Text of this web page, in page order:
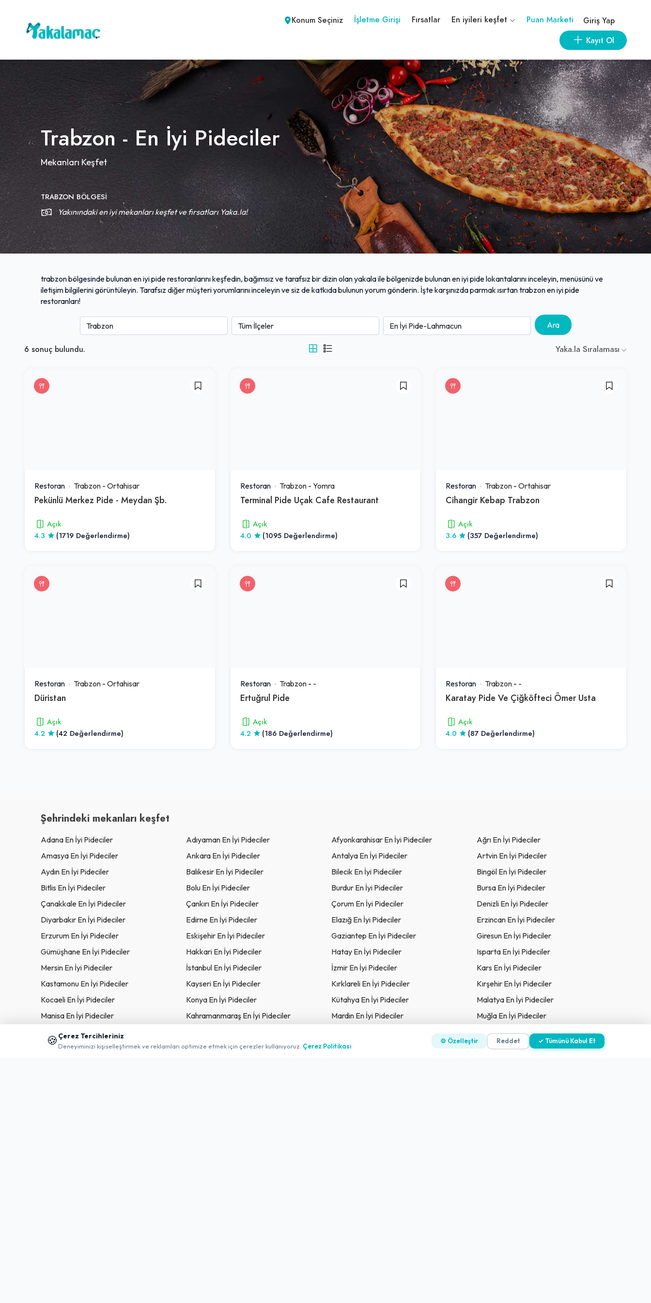
Konum Seçiniz İşletme Girişi Fırsatlar En iyileri keşfet Puan Marketi
Giriş Yap
Kayıt Ol
Trabzon - En İyi Pideciler
Mekanları Keşfet
TRABZON BÖLGESI
Yakınındaki en iyi mekanları keşfet ve fırsatları Yaka.la!
trabzon bölgesinde bulunan en iyi pide restoranlarını keşfedin, bağımsız ve tarafsız bir dizin olan yakala ile bölgenizde bulunan en iyi pide lokantalarını inceleyin, menüsünü ve
iletişim bilgilerini görüntüleyin. Tarafsız diğer müşteri yorumlarını inceleyin ve siz de katkıda bulunun yorum gönderin. İşte karşınızda parmak ısırtan trabzon en iyi pide
restoranları!
Ara
6 sonuç bulundu. Yaka.la Sıralaması
Restoran Trabzon - Ortahisar
Pekünlü Merkez Pide - Meydan Şb.
Açık
4.3
(1719 Değerlendirme)
Restoran Trabzon- Yomra
Terminal Pide Uçak Cafe Restaurant
Açık
4.0
(1095 Değerlendirme)
Restoran Trabzon -Ortahisar
Cihangir Kebap Trabzon
Açık
3.6
(357 Değerlendirme)
Restoran Trabzon - Ortahisar
Düristan
Açık
4.2
(42 Değerlendirme)
Restoran Trabzon- -
Ertuğrul Pide
Açık
4.2
(186 Değerlendirme)
Restoran Trabzon - -
Karatay Pide Ve Çiğköfteci Ömer Usta
Açık
4.0
(87 Değerlendirme)
Şehrindeki mekanları keşfet
Adana En İyi Pideciler Adıyaman En İyi Pideciler Afyonkarahisar En İyi Pideciler
Ağrı En İyi Pideciler
Amasya En İyi Pideciler
Ankara En İyi Pideciler Antalya En İyi Pideciler
Artvin En İyi Pideciler
Aydın En İyi Pideciler
Balıkesir En İyi Pideciler Bilecik En İyi Pideciler
Bingöl En İyi Pideciler
Bitlis En İyi Pideciler
Bolu En İyi Pideciler Burdur En İyi Pideciler
Bursa En İyi Pideciler
Çanakkale En İyi Pideciler
Çankırı En İyi Pideciler Çorum En İyi Pideciler
Denizli En İyi Pideciler
Diyarbakır En İyi Pideciler
Edirne En İyi Pideciler Elazığ En İyi Pideciler
Erzincan En İyi Pideciler
Erzurum En İyi Pideciler
Eskişehir En İyi Pideciler Gaziantep En İyi Pideciler
Giresun En İyi Pideciler
Gümüşhane En İyi Pideciler
Hakkari En İyi Pideciler Hatay En İyi Pideciler
Isparta En İyi Pideciler
Mersin En İyi Pideciler
İstanbul En İyi Pideciler İzmir En İyi Pideciler
Kars En İyi Pideciler
Kastamonu En İyi Pideciler
Kayseri En İyi Pideciler Kırklareli En İyi Pideciler
Kırşehir En İyi Pideciler
Kocaeli En İyi Pideciler
Konya En İyi Pideciler Kütahya En İyi Pideciler
Malatya En İyi Pideciler
Manisa En İyi Pideciler
Kahramanmaraş En İyi Pideciler Mardin En İyi Pideciler
Muğla En İyi Pideciler
Muş En İyi Pideciler
Ordu En İyi Pideciler
Rize En İyi Pideciler
Sakarya En İyi Pideciler Samsun En İyi Pideciler
Siirt En İyi Pideciler
🍪 Çerez Tercihleriniz
Deneyiminizi kişiselleştirmek ve reklamları optimize etmek için çerezler kullanıyoruz. Çerez Politikası
⚙ Özelleştir Reddet ✓ Tümünü Kabul Et